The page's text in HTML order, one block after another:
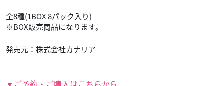
全8種(1BOX 8パック入り)
※BOX販売商品になります。
発売元：株式会社カナリア
▼ご予約・ご購入はこちらから